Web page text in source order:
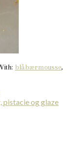
blåbærmousse,
pistacie og glaze